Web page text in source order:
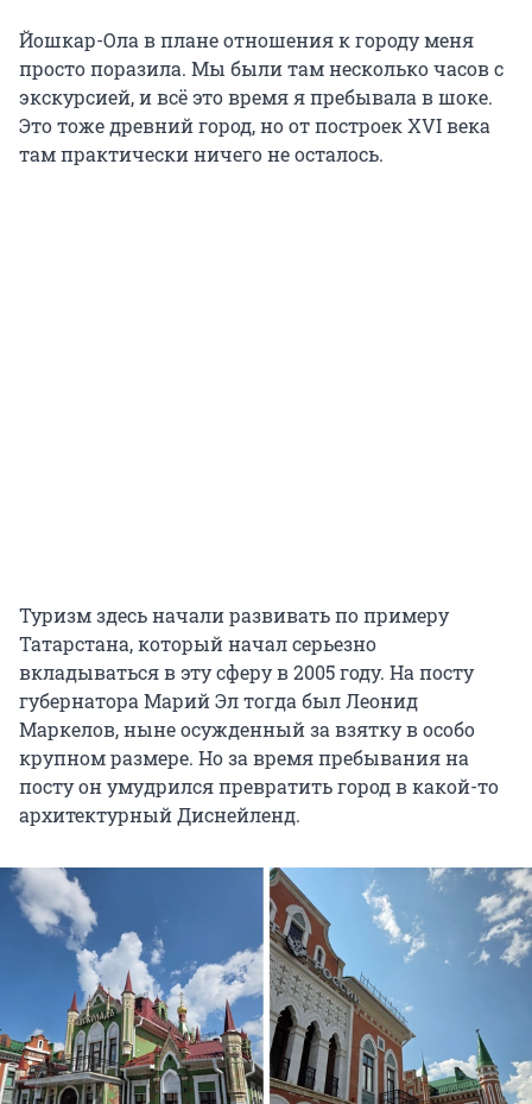
Йошкар-Ола в плане отношения к городу меня
просто поразила. Мы были там несколько часов с
экскурсией, и всё это время я пребывала в шоке.
Это тоже древний город, но от построекXVIвека
там практически ничего не осталось.
Туризм здесь начали развивать по примеру
Татарстана, который начал серьезно
вкладываться в эту сферу в 2005 году. На посту
губернатора Марий Эл тогда был Леонид
Маркелов, ныне осужденный за взятку в особо
крупном размере. Но за время пребывания на
посту он умудрился превратить город в какой-то
архитектурный Диснейленд.